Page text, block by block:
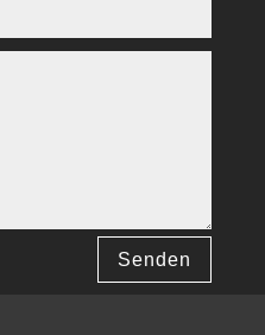
Senden